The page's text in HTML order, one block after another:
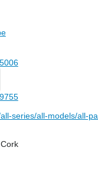
series/all-models/all-